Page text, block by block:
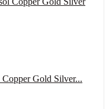
Copper Gold Silver...